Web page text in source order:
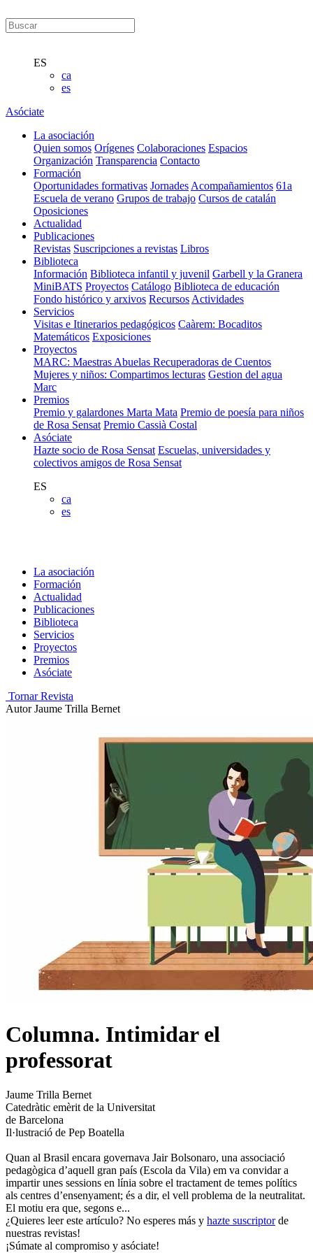
ES
ca
es
Asóciate
La asociación
Quien somos Orígenes Colaboraciones Espacios
Organización Transparencia Contacto
Formación
Oportunidades formativas Jornades Acompañamientos 61a
Escuela de verano Grupos de trabajo Cursos de catalán
Oposiciones
Actualidad
Publicaciones
Revistas Suscripciones a revistas Libros
Biblioteca
Información Biblioteca infantil y juvenil Garbell y la Granera
MiniBATS Proyectos Catálogo Biblioteca de educación
Fondo histórico y arxivos Recursos Actividades
Servicios
Visitas e Itinerarios pedagógicos Caàrem: Bocaditos
Matemáticos Exposiciones
Proyectos
MARC: Maestras Abuelas Recuperadoras de Cuentos
Mujeres y niños: Compartimos lecturas Gestion del agua
Marc
Premios
Premio y galardones Marta Mata Premio de poesía para niños
de Rosa Sensat Premio Cassià Costal
Asóciate
Hazte socio de Rosa Sensat Escuelas, universidades y
colectivos amigos de Rosa Sensat
ES
ca
es
La asociación
Formación
Actualidad
Publicaciones
Biblioteca
Servicios
Proyectos
Premios
Asóciate
Tornar Revista
Autor Jaume Trilla Bernet
Columna. Intimidar el
professorat
Jaume Trilla Bernet
Catedràtic emèrit de la Universitat
de Barcelona
Il·lustració de Pep Boatella
Quan al Brasil encara governava Jair Bolsonaro, una associació
pedagògica d’aquell gran país (Escola da Vila) em va convidar a
impartir unes sessions en línia sobre el tractament de temes polítics
als centres d’ensenyament; és a dir, el vell problema de la neutralitat.
El motiu era que, segons e...
¿Quieres leer este artículo? No esperes más y hazte suscriptor de
nuestras revistas!
¡Súmate al compromiso y asóciate!